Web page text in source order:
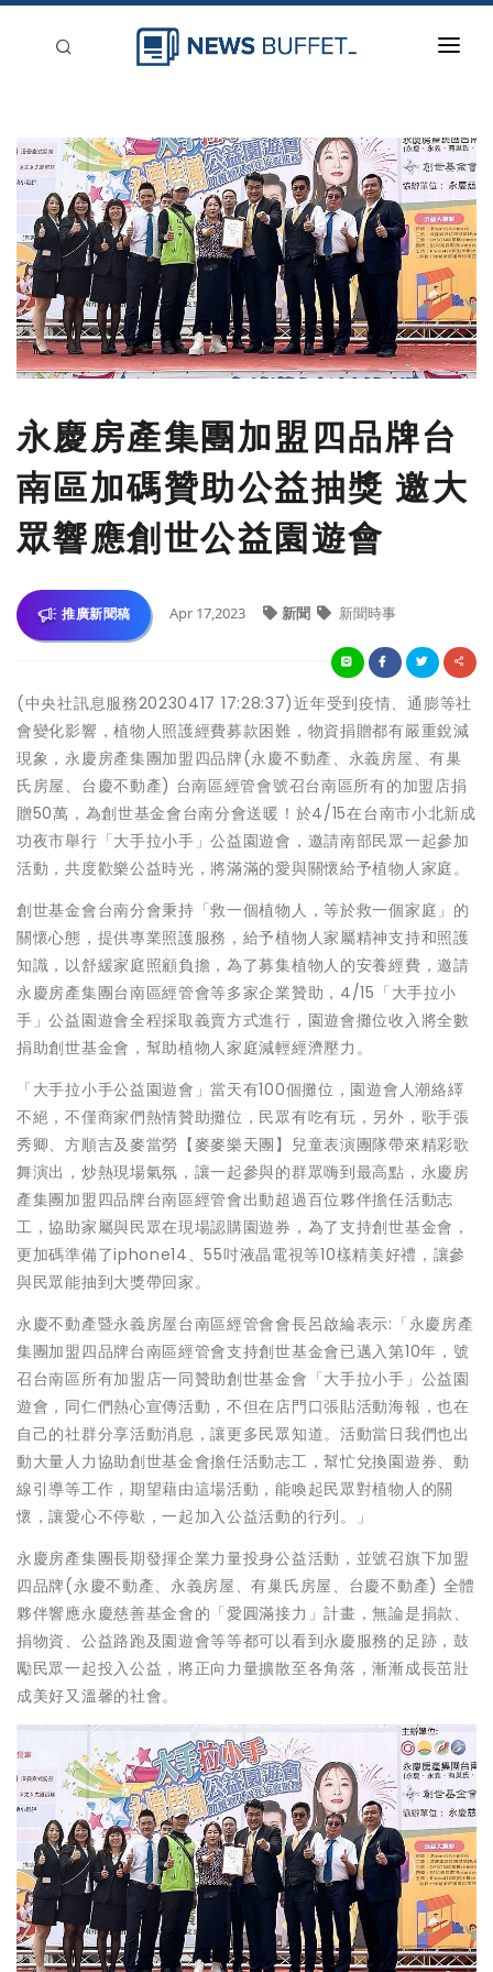
新聞稿分類
登入
刊登
永慶房產集團加盟四品牌台
南區加碼贊助公益抽獎 邀大
眾響應創世公益園遊會
推廣新聞稿 Apr 17,2023 新聞 新聞時事
(中央社訊息服務20230417 17:28:37)近年受到疫情、通膨等社
會變化影響，植物人照護經費募款困難，物資捐贈都有嚴重銳減
現象，永慶房產集團加盟四品牌(永慶不動產、永義房屋、有巢
氏房屋、台慶不動產) 台南區經管會號召台南區所有的加盟店捐
贈50萬，為創世基金會台南分會送暖！於4/15在台南市小北新成
功夜市舉行「大手拉小手」公益園遊會，邀請南部民眾一起參加
活動，共度歡樂公益時光，將滿滿的愛與關懷給予植物人家庭。
創世基金會台南分會秉持「救一個植物人，等於救一個家庭」的
關懷心態，提供專業照護服務，給予植物人家屬精神支持和照護
知識，以舒緩家庭照顧負擔，為了募集植物人的安養經費，邀請
永慶房產集團台南區經管會等多家企業贊助，4/15「大手拉小
手」公益園遊會全程採取義賣方式進行，園遊會攤位收入將全數
捐助創世基金會，幫助植物人家庭減輕經濟壓力。
「大手拉小手公益園遊會」當天有100個攤位，園遊會人潮絡繹
不絕，不僅商家們熱情贊助攤位，民眾有吃有玩，另外，歌手張
秀卿、方順吉及麥當勞【麥麥樂天團】兒童表演團隊帶來精彩歌
舞演出，炒熱現場氣氛，讓一起參與的群眾嗨到最高點，永慶房
產集團加盟四品牌台南區經管會出動超過百位夥伴擔任活動志
工，協助家屬與民眾在現場認購園遊券，為了支持創世基金會，
更加碼準備了iphone14、55吋液晶電視等10樣精美好禮，讓參
與民眾能抽到大獎帶回家。
永慶不動產暨永義房屋台南區經管會會長呂啟綸表示:「永慶房產
集團加盟四品牌台南區經管會支持創世基金會已邁入第10年，號
召台南區所有加盟店一同贊助創世基金會「大手拉小手」公益園
遊會，同仁們熱心宣傳活動，不但在店門口張貼活動海報，也在
自己的社群分享活動消息，讓更多民眾知道。活動當日我們也出
動大量人力協助創世基金會擔任活動志工，幫忙兌換園遊券、動
線引導等工作，期望藉由這場活動，能喚起民眾對植物人的關
懷，讓愛心不停歇，一起加入公益活動的行列。」
永慶房產集團長期發揮企業力量投身公益活動，並號召旗下加盟
四品牌(永慶不動產、永義房屋、有巢氏房屋、台慶不動產) 全體
夥伴響應永慶慈善基金會的「愛圓滿接力」計畫，無論是捐款、
捐物資、公益路跑及園遊會等等都可以看到永慶服務的足跡，鼓
勵民眾一起投入公益，將正向力量擴散至各角落，漸漸成長茁壯
成美好又溫馨的社會。